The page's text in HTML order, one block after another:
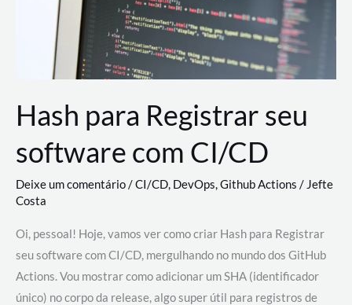
desenvolvimento
Hash para Registrar seu
software com CI/CD
Deixe um comentário/CI/CD, DevOps,Github Actions /Jefte
Costa
Oi, pessoal! Hoje, vamos ver como criar Hash para Registrar
seu software com CI/CD, mergulhando no mundo dos GitHub
Actions. Vou mostrar como adicionar um SHA (identificador
único) no corpo da release, algo super útil para registros de